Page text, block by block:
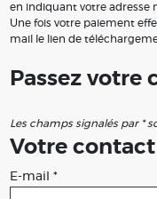
en indiquant votre adresse
Une fois votre paiement
mail le lien de
Passez votre
Les champs signalés par *
Votre contact
E-mail *